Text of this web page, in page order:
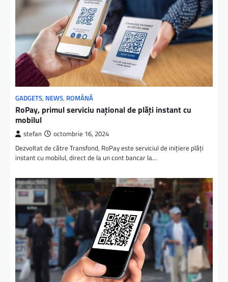
GADGETS, NEWS, ROMÂNĂ
RoPay, primul serviciu național de plăți instant cu
mobilul
stefan octombrie 16, 2024
Dezvoltat de către Transfond, RoPay este serviciul de iniţiere plăţi
instant cu mobilul, direct de la un cont bancar la…